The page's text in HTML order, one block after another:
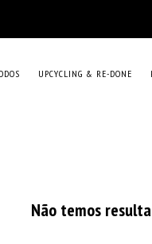
UPCYCLING & RE-DONE
Não temos